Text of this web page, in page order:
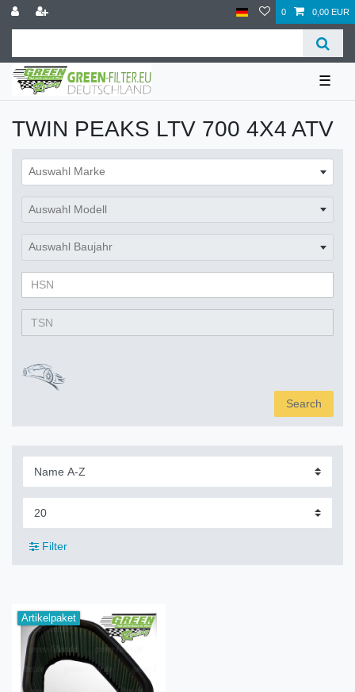
0 0,00 EUR
☰
TWIN PEAKS LTV 700 4X4 ATV
Auswahl Marke
Auswahl Modell
Auswahl Baujahr
Search
Filter
Artikelpaket